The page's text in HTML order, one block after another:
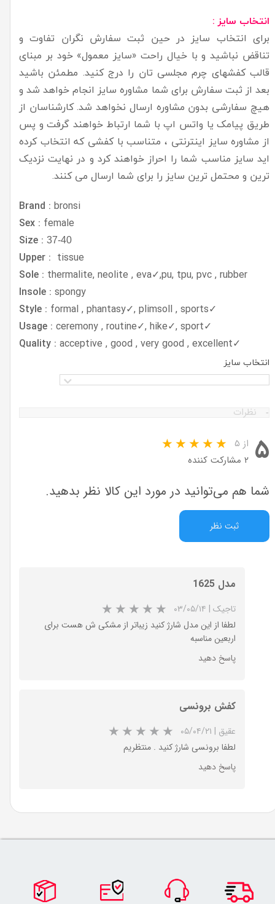
انتخاب سایز :
برای انتخاب سایز در حین ثبت سفارش نگران تفاوت و
تناقض نباشید و با خیال راحت «سایز معمول» خود بر مبنای
قالب کفشهای چرم مجلسی تان را درج کنید. مطمئن باشید
بعد از ثبت سفارش برای شما مشاوره سایز انجام خواهد شد و
هیچ سفارشی بدون مشاوره ارسال نخواهد شد. کارشناسان از
طریق پیامک یا واتس اپ با شما ارتباط خواهند گرفت و پس
از مشاوره سایز اینترنتی ، متناسب با کفشی که انتخاب کرده
اید سایز مناسب شما را احراز خواهند کرد و در نهایت نزدیک
ترین و محتمل ترین سایز را برای شما ارسال می کنند.
Brand : bronsi
Sex : female
Size : 37-40
Upper : tissue
Sole : thermalite, neolite , eva✓,pu, tpu, pvc , rubber
Insole : spongy
✓
Style : formal , phantasy✓, plimsoll , sports
✓
Usage : ceremony , routine✓, hike✓, sport
✓
Quality : acceptive , good , very good , excellent
انتخاب سایز
نظرات
۵ از ۵
۲ مشارکت کننده
شما هم می‌توانید در مورد این کالا نظر بدهید.
ثبت نظر
مدل 1625
تاجیک | ۰۳/۰۵/۱۴
لطفا از این مدل شارژ کنید زیباتر از مشکی ش هست برای
اربعین مناسبه
پاسخ دهید
کفش برونسی
عقیق | ۰۵/۰۴/۲۱
لطفا برونسی شارژ کنید . منتظریم
پاسخ دهید